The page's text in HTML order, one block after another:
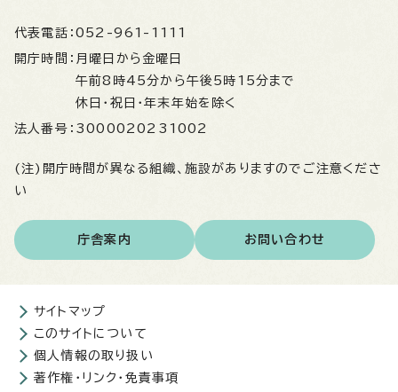
代表電話： 052-961-1111
開庁時間： 月曜日から金曜日
午前8時45分から午後5時15分まで
休日・祝日・年末年始を除く
法人番号： 3000020231002
(注)開庁時間が異なる組織、施設がありますのでご注意くださ
い
庁舎案内 お問い合わせ
サイトマップ
このサイトについて
個人情報の取り扱い
著作権・リンク・免責事項